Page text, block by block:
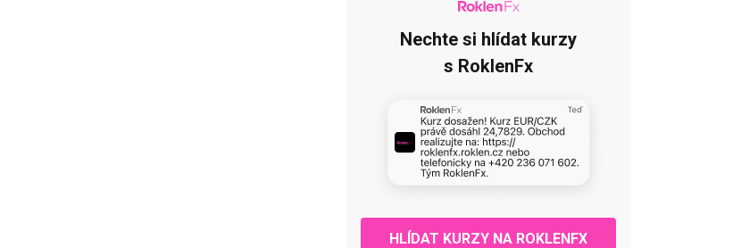
Nechte si hlídat kurzy
s RoklenFx
HLÍDAT KURZY NA ROKLENFX